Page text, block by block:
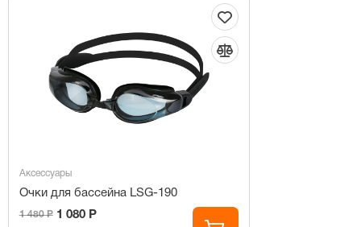
Аксессуары
Очки для бассейна LSG-190
1 480 Р 1 080 Р